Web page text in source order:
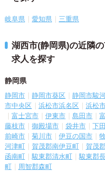
岐阜県 愛知県 三重県
湖西市(静岡県)の近隣
求人を探す
静岡県
静岡市 静岡市葵区 静岡市駿
市中央区
浜松市浜名区 浜松
富士宮市
伊東市 島田市
藤枝市
御殿場市 袋井市 下
前崎市
菊川市 伊豆の国市
河津町
賀茂郡南伊豆町 賀茂
函南町
駿東郡清水町 駿東郡
町
周智郡森町